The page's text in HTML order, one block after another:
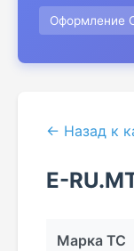
Оформление
← Назад к
E-
Марка ТС